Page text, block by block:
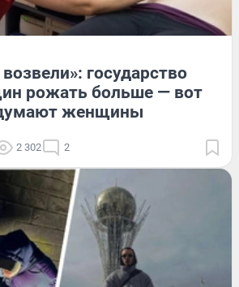
государство
рожать больше — вот
женщины
2 302 2